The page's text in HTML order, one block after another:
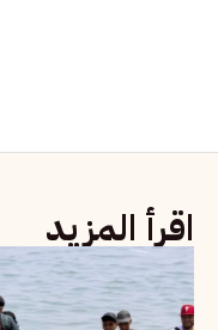
اقرأ المزيد